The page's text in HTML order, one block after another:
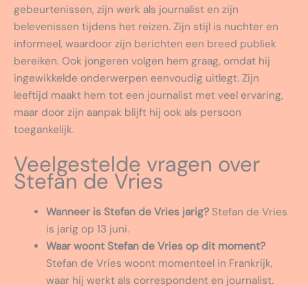
gebeurtenissen, zijn werk als journalist en zijn
belevenissen tijdens het reizen. Zijn stijl is nuchter en
informeel, waardoor zijn berichten een breed publiek
bereiken. Ook jongeren volgen hem graag, omdat hij
ingewikkelde onderwerpen eenvoudig uitlegt. Zijn
leeftijd maakt hem tot een journalist met veel ervaring,
maar door zijn aanpak blijft hij ook als persoon
toegankelijk.
Veelgestelde vragen over
Stefan de Vries
Wanneer is Stefan de Vries jarig?Stefan de Vries
is jarig op 13 juni.
Waar woont Stefan de Vries op dit moment?
Stefan de Vries woont momenteel in Frankrijk,
waar hij werkt als correspondent en journalist.